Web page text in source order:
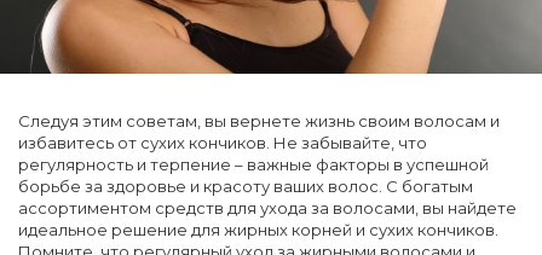
Следуя этим советам, вы вернете жизнь своим волосам и
избавитесь от сухих кончиков. Не забывайте, что
регулярность и терпение – важные факторы в успешной
борьбе за здоровье и красоту ваших волос. С богатым
ассортиментом средств для ухода за волосами, вы найдете
идеальное решение для жирных корней и сухих кончиков.